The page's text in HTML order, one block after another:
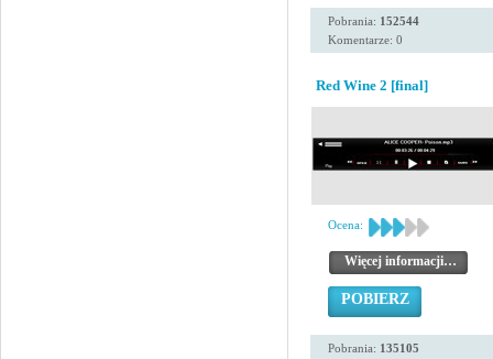
Pobrania: 152544
Komentarze: 0
Red Wine 2 [final]
Ocena:
Więcej informacji…
POBIERZ
Pobrania: 135105